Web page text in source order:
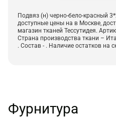
Подвяз (н) черно-бело-красный
доступные цены на в Москве,
магазин тканей Тессутидея.
Страна производства ткани –
. Состав - . Наличие остатков на
Фурнитура